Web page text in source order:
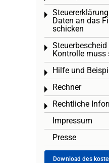
Daten an das
schicken
Toggle menu
Kontrolle muss
Toggle menu
Hilfe und
Toggle menu
Rechner
Toggle menu
Rechtliche
Toggle menu
Impressum
Presse
Download des